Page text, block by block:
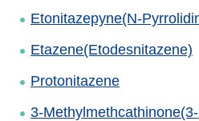
Etonitazepyne(N-
Etazene(Etodesnitazene)
Protonitazene
3-